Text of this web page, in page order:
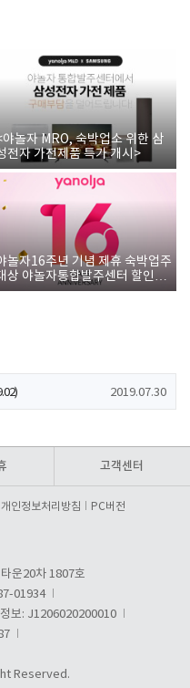
야놀자 MRO, 숙박업소 위한 삼
전자 가전제품 특가 개시>
놀자16주년 기념 제휴 숙박업주
상 야놀자통합발주센터 할인쿠
증정
2019.07.30
고객센터
개인정보처리방침 PC버전
운20차 1807호
01934
보: J1206020200010
Reserved.